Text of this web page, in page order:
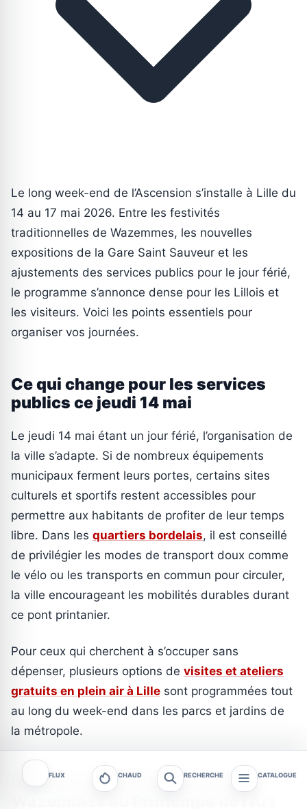
Le long week-end de l’Ascension s’installe à Lille du
14 au 17 mai 2026. Entre les festivités
traditionnelles de Wazemmes, les nouvelles
expositions de la Gare Saint Sauveur et les
ajustements des services publics pour le jour férié,
le programme s’annonce dense pour les Lillois et
les visiteurs. Voici les points essentiels pour
organiser vos journées.
Ce qui change pour les services
publics ce jeudi 14 mai
Le jeudi 14 mai étant un jour férié, l’organisation de
la ville s’adapte. Si de nombreux équipements
municipaux ferment leurs portes, certains sites
culturels et sportifs restent accessibles pour
permettre aux habitants de profiter de leur temps
libre. Dans les quartiers bordelais, il est conseillé
de privilégier les modes de transport doux comme
le vélo ou les transports en commun pour circuler,
la ville encourageant les mobilités durables durant
ce pont printanier.
Pour ceux qui cherchent à s’occuper sans
dépenser, plusieurs options de visites et ateliers
gratuits en plein air à Lille sont programmées tout
au long du week-end dans les parcs et jardins de
la métropole.
Musique et architecture : de
FLUX CHAUD RECHERCHE CATALOGUE